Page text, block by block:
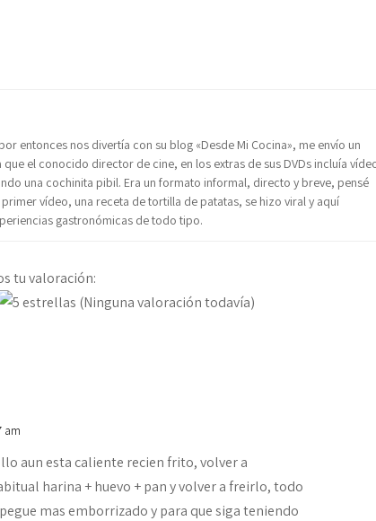
entonces nos divertía con su blog «Desde Mi Cocina», me envío un
el conocido director de cine, en los extras de sus DVDs incluía
una cochinita pibil. Era un formato informal, directo y breve, pensé
vídeo, una receta de tortilla de patatas, se hizo viral y aquí
gastronómicas de todo tipo.
tu valoración:
(Ninguna valoración todavía)
am
aun esta caliente recien frito, volver a
harina + huevo + pan y volver a freirlo, todo
mas emborrizado y para que siga teniendo